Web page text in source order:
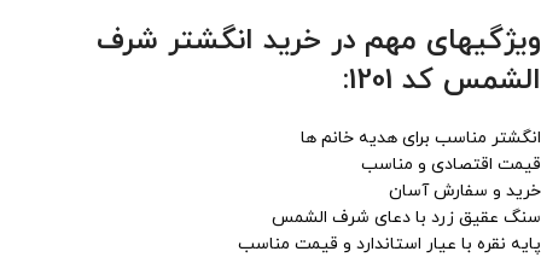
ویژگیهای مهم در خرید انگشتر شرف
الشمس کد 1201:
انگشتر مناسب برای هدیه خانم ها
قیمت اقتصادی و مناسب
خرید و سفارش آسان
سنگ عقیق زرد با دعای شرف الشمس
پایه نقره با عیار استاندارد و قیمت مناسب